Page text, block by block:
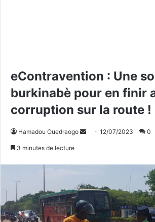
eContravention : Une
burkinabè pour en finir
corruption sur la route !
Hamadou Ouedraogo
e
r
12/07/2023 0
3 minutes de lecture